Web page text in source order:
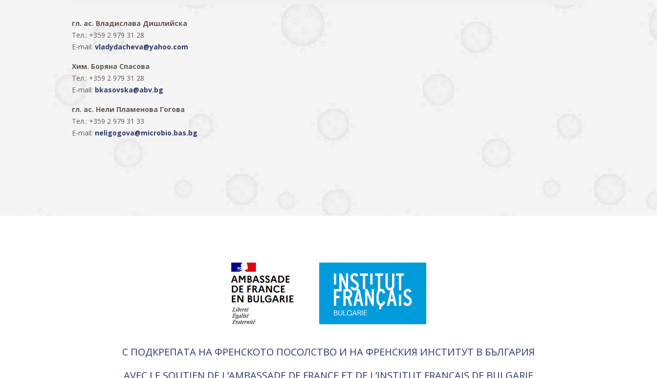
гл. ас. Владислава Дишлийска
Тел.: +359 2 979 31 28
E-mail: vladydacheva@yahoo.com
Хим. Боряна Спасова
Тел.: +359 2 979 31 28
E-mail: bkasovska@abv.bg
гл. ас. Нели Пламенова Гогова
Тел.: +359 2 979 31 33
E-mail: neligogova@microbio.bas.bg
С ПОДКРЕПАТА НА ФРЕНСКОТО ПОСОЛСТВО И НА ФРЕНСКИЯ ИНСТИТУТ В БЪЛГАРИЯ
AVEC LE SOUTIEN DE L’AMBASSADE DE FRANCE ET DE L’INSTITUT FRANÇAIS DE BULGARIE